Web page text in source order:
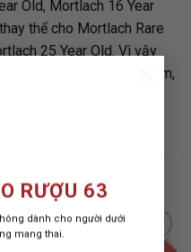
RƯỢU 63
dành cho người dưới
mang thai.
Old, Mortlach 16 Year
thế cho Mortlach Rare
25 Year Old. Vì vậy
một chai cho bộ sưu tầm,